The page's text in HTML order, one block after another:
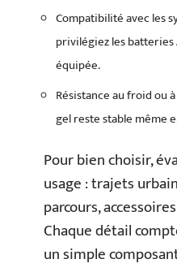
Compatibilité avec les
privilégiez les
équipée.
Résistance au froid ou
gel reste stable même
Pour bien choisir,
usage : trajets
parcours,
Chaque détail
un simple